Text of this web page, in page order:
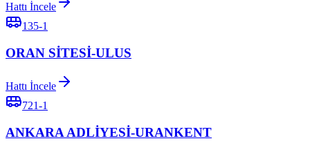
Hattı İncele
135-1
ORAN SİTESİ-ULUS
Hattı İncele
721-1
ANKARA ADLİYESİ-URANKENT